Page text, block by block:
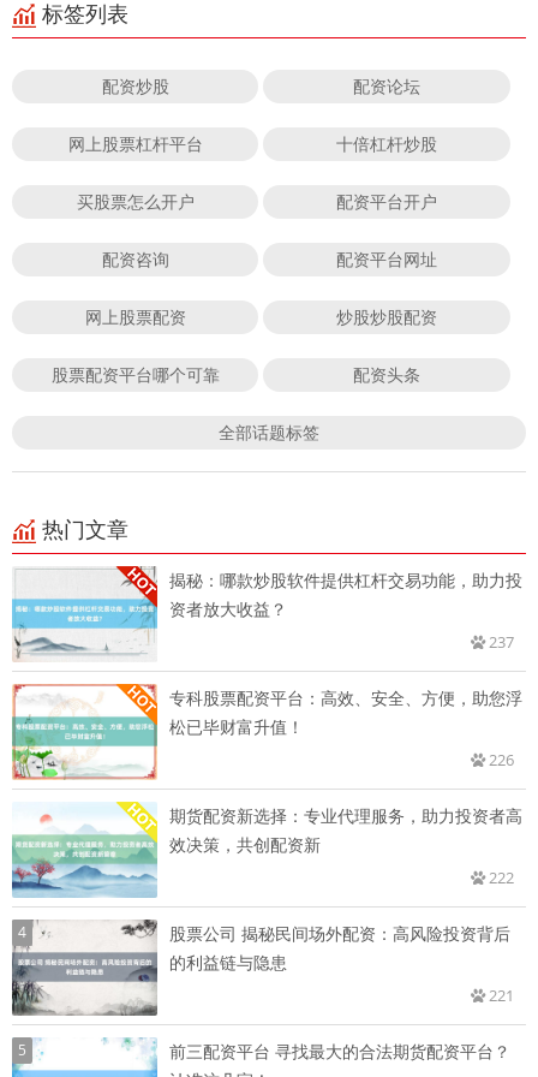
标签列表
配资炒股 配资论坛
网上股票杠杆平台 十倍杠杆炒股
买股票怎么开户 配资平台开户
配资咨询 配资平台网址
网上股票配资 炒股炒股配资
股票配资平台哪个可靠 配资头条
全部话题标签
热门文章
揭秘：哪款炒股软件提供杠杆交易功能，助力投
资者放大收益？
237
专科股票配资平台：高效、安全、方便，助您浮
松已毕财富升值！
226
期货配资新选择：专业代理服务，助力投资者高
效决策，共创配资新
222
4
股票公司 揭秘民间场外配资：高风险投资背后
的利益链与隐患
221
5
前三配资平台 寻找最大的合法期货配资平台？